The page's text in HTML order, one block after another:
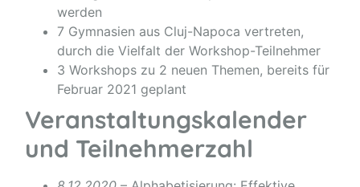
werden
7 Gymnasien aus Cluj-Napoca vertreten,
durch die Vielfalt der Workshop-Teilnehmer
3 Workshops zu 2 neuen Themen, bereits für
Februar 2021 geplant
Veranstaltungskalender
und Teilnehmerzahl